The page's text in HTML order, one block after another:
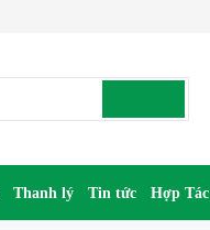
Thanh lý Tin tức Hợp Tác